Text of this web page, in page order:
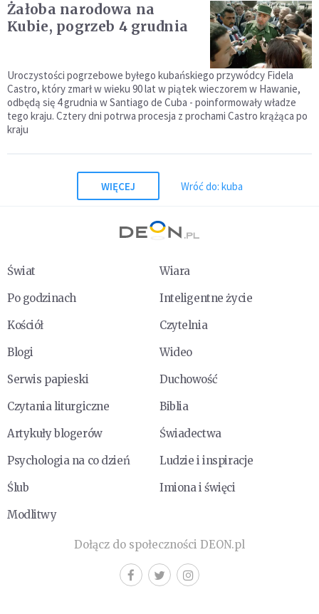
Żałoba narodowa na
Kubie, pogrzeb 4 grudnia
Uroczystości pogrzebowe byłego kubańskiego przywódcy Fidela
Castro, który zmarł w wieku 90 lat w piątek wieczorem w Hawanie,
odbędą się 4 grudnia w Santiago de Cuba - poinformowały władze
tego kraju. Cztery dni potrwa procesja z prochami Castro krążąca po
kraju
WIĘCEJ Wróć do: kuba
Świat
Wiara
Po godzinach
Inteligentne życie
Kościół
Czytelnia
Blogi
Wideo
Serwis papieski
Duchowość
Czytania liturgiczne
Biblia
Artykuły blogerów
Świadectwa
Psychologia na co dzień
Ludzie i inspiracje
Ślub
Imiona i święci
Modlitwy
Dołącz do społeczności DEON.pl